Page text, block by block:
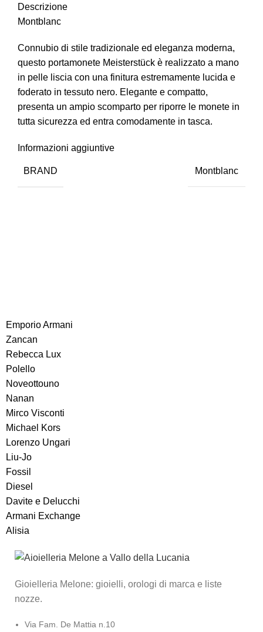
Descrizione
Montblanc
Connubio di stile tradizionale ed eleganza moderna,
questo portamonete Meisterstück è realizzato a mano
in pelle liscia con una finitura estremamente lucida e
foderato in tessuto nero. Elegante e compatto,
presenta un ampio scomparto per riporre le monete in
tutta sicurezza ed entra comodamente in tasca.
Informazioni aggiuntive
BRAND Montblanc
Emporio Armani
Zancan
Rebecca Lux
Polello
Noveottouno
Nanan
Mirco Visconti
Michael Kors
Lorenzo Ungari
Liu-Jo
Fossil
Diesel
Davite e Delucchi
Armani Exchange
Alisia
Gioielleria Melone: gioielli, orologi di marca e liste
nozze.
Via Fam. De Mattia n.10